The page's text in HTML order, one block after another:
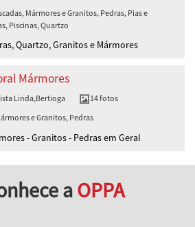
Mármores e Granitos, Pedras, Pias e
Piscinas, Quartzo
Quartzo, Granitos e Mármores
Mármores
Linda,Bertioga
14 fotos
e Granitos, Pedras
- Granitos - Pedras em Geral
aOPPA